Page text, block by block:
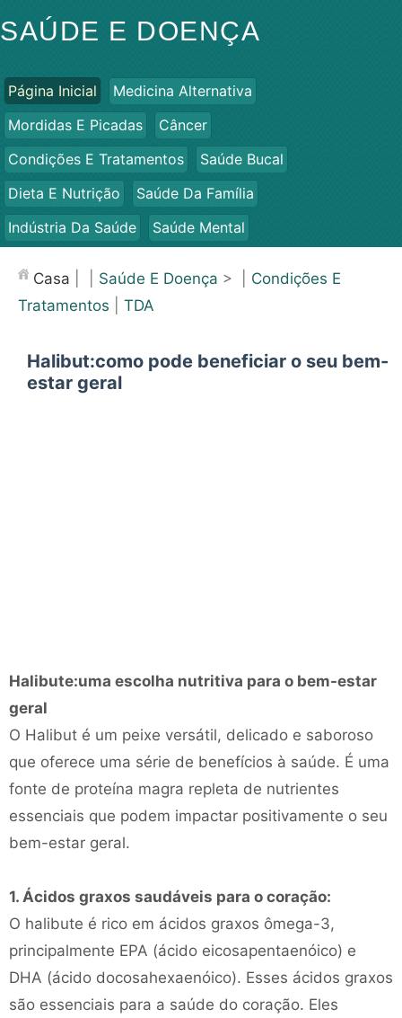
SAÚDE E DOENÇA
Página Inicial
Medicina Alternativa
Mordidas E Picadas
Câncer
Condições E Tratamentos
Saúde Bucal
Dieta E Nutrição
Saúde Da Família
Indústria Da Saúde
Saúde Mental
Saúde
Casa Saúde E Doença > | Condições E
Tratamentos
TDA
Halibut:como pode beneficiar o seu bem-
estar geral
Halibute:uma escolha nutritiva para o bem-estar
geral
O Halibut é um peixe versátil, delicado e saboroso
que oferece uma série de benefícios à saúde. É uma
fonte de proteína magra repleta de nutrientes
essenciais que podem impactar positivamente o seu
bem-estar geral.
1. Ácidos graxos saudáveis ​​para o coração:
O halibute é rico em ácidos graxos ômega-3,
principalmente EPA (ácido eicosapentaenóico) e
DHA (ácido docosahexaenóico). Esses ácidos graxos
são essenciais para a saúde do coração. Eles